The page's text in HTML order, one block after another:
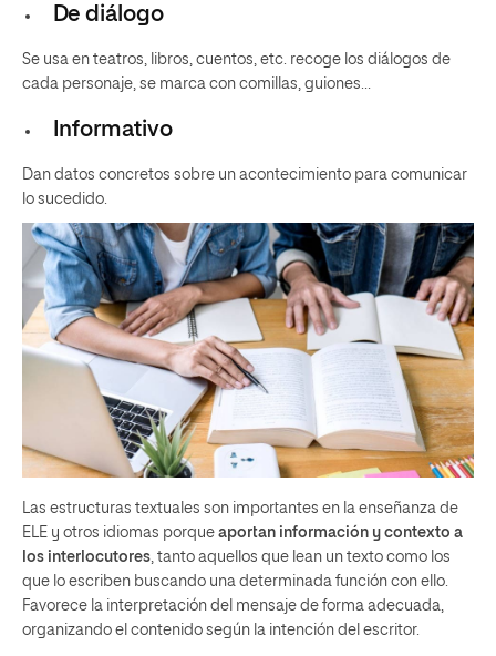
De diálogo
Se usa en teatros, libros, cuentos, etc. recoge los diálogos de
cada personaje, se marca con comillas, guiones…
Informativo
Dan datos concretos sobre un acontecimiento para comunicar
lo sucedido.
Las estructuras textuales son importantes en la enseñanza de
ELE y otros idiomas porque aportan información y contexto a
los interlocutores , tanto aquellos que lean un texto como los
que lo escriben buscando una determinada función con ello.
Favorece la interpretación del mensaje de forma adecuada,
organizando el contenido según la intención del escritor.